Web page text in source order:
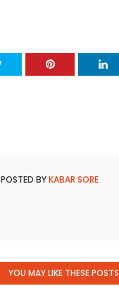
POSTED BYKABAR SORE
YOU MAY LIKE THESE POSTS